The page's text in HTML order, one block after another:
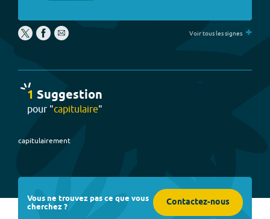
Voir tous les signes +
1 Suggestion
pour "capitulaire"
capitulairement
Vous ne trouvez pas ce que vous
cherchez ? Contactez-nous